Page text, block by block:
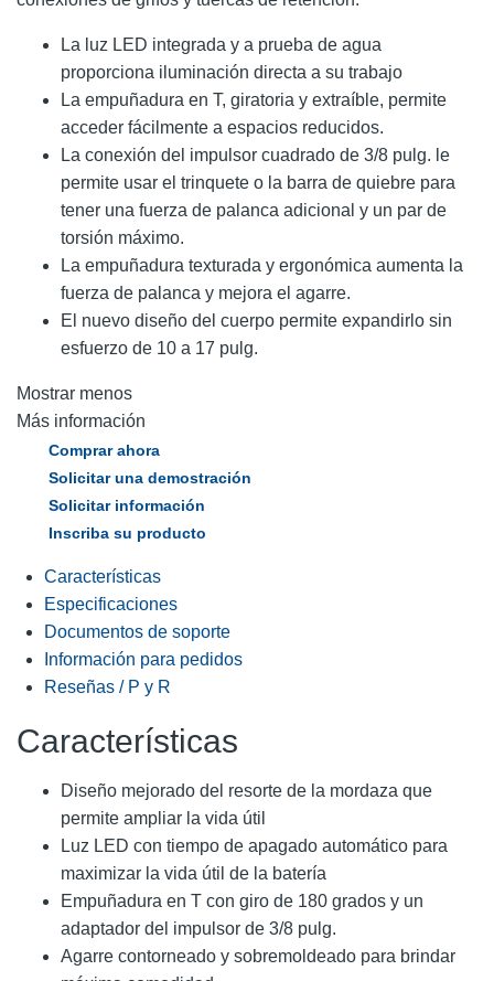
La luz LED integrada y a prueba de agua
proporciona iluminación directa a su trabajo
La empuñadura en T, giratoria y extraíble, permite
acceder fácilmente a espacios reducidos.
La conexión del impulsor cuadrado de 3/8 pulg. le
permite usar el trinquete o la barra de quiebre para
tener una fuerza de palanca adicional y un par de
torsión máximo.
La empuñadura texturada y ergonómica aumenta la
fuerza de palanca y mejora el agarre.
El nuevo diseño del cuerpo permite expandirlo sin
esfuerzo de 10 a 17 pulg.
Mostrar menos
Más información
Comprar ahora
Solicitar una demostración
Solicitar información
Inscriba su producto
Características
Especificaciones
Documentos de soporte
Información para pedidos
Reseñas / P y R
Características
Diseño mejorado del resorte de la mordaza que
permite ampliar la vida útil
Luz LED con tiempo de apagado automático para
maximizar la vida útil de la batería
Empuñadura en T con giro de 180 grados y un
adaptador del impulsor de 3/8 pulg.
Agarre contorneado y sobremoldeado para brindar